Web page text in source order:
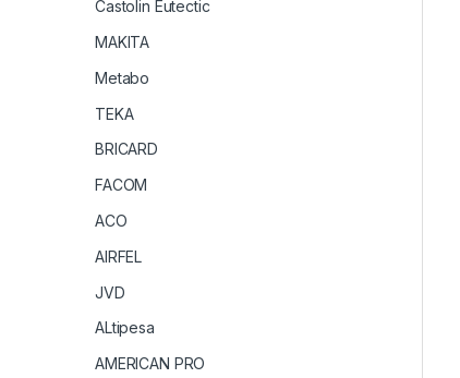
Castolin Eutectic
MAKITA
Metabo
TEKA
BRICARD
FACOM
ACO
AIRFEL
JVD
ALtipesa
AMERICAN PRO